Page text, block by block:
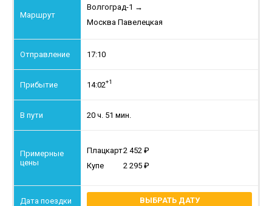
Волгоград-1 →
Москва Павелецкая
17:10
14:02+1
20 ч. 51 мин.
Плацкарт2 452
Купе
2 295
ВЫБРАТЬ ДАТУ